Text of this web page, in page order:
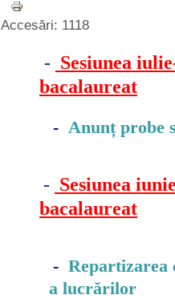
Accesări: 1118
- Sesiunea
bacalaureat
- Anunț probe
- Sesiunea
bacalaureat
- Repartizarea
a lucrărilor